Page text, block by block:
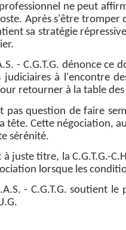
ne peut
Après s'être tromper
sa stratégie
C.G.T.G. dénonce ce
judiciaires à l'encontre
retourner à la table
de faire
tête. Cette négociation,
sérénité.
titre, la C.G.T.G.-
lorsque les
C.G.T.G. soutient le